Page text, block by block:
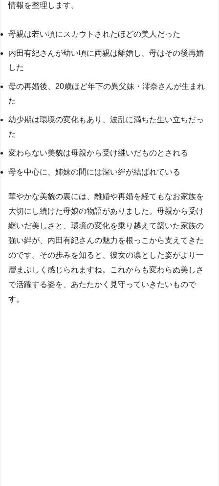
情報を整理します。
母親は若い頃にスカウトされたほどの美人だった
内田有紀さんが幼い頃に両親は離婚し、母はその後再婚
した
母の再婚後、20歳ほど年下の異父妹・澪奈さんが生まれ
た
幼少期は環境の変化もあり、波乱に満ちた生い立ちだっ
た
変わらない美貌は母親から受け継いだものとされる
母を中心に、姉妹の間には深い絆が結ばれている
華やかな美貌の裏には、離婚や再婚を経てもなお家族を
大切にし続けた母娘の物語がありました。母親から受け
継いだ美しさと、環境の変化を乗り越えて築いた家族の
強い絆が、内田有紀さんの魅力を根っこから支えてきた
のです。その歩みを知ると、彼女の凛とした姿がより一
層まぶしく感じられますね。これからも変わらぬ美しさ
で活躍する姿を、あたたかく見守っていきたいもので
す。